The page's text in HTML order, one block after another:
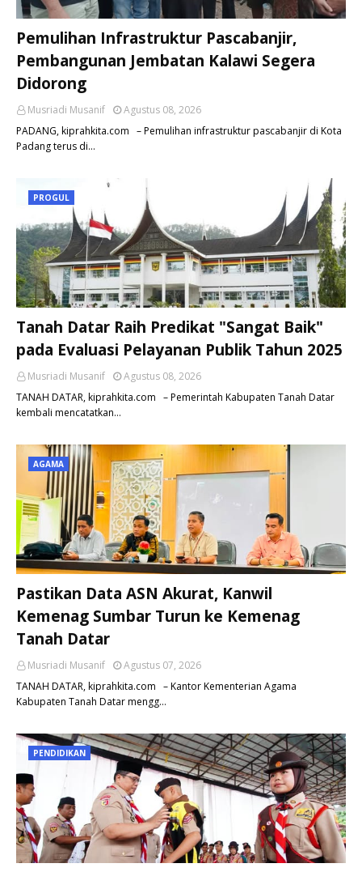
Pemulihan Infrastruktur Pascabanjir,
Pembangunan Jembatan Kalawi Segera
Didorong
Musriadi Musanif
Agustus 08, 2026
PADANG, kiprahkita.com – Pemulihan infrastruktur pascabanjir di Kota
Padang terus di…
PROGUL
Tanah Datar Raih Predikat "Sangat Baik"
pada Evaluasi Pelayanan Publik Tahun 2025
Musriadi Musanif
Agustus 08, 2026
TANAH DATAR, kiprahkita.com – Pemerintah Kabupaten Tanah Datar
kembali mencatatkan…
AGAMA
Pastikan Data ASN Akurat, Kanwil
Kemenag Sumbar Turun ke Kemenag
Tanah Datar
Musriadi Musanif
Agustus 07, 2026
TANAH DATAR, kiprahkita.com – Kantor Kementerian Agama
Kabupaten Tanah Datar mengg…
PENDIDIKAN